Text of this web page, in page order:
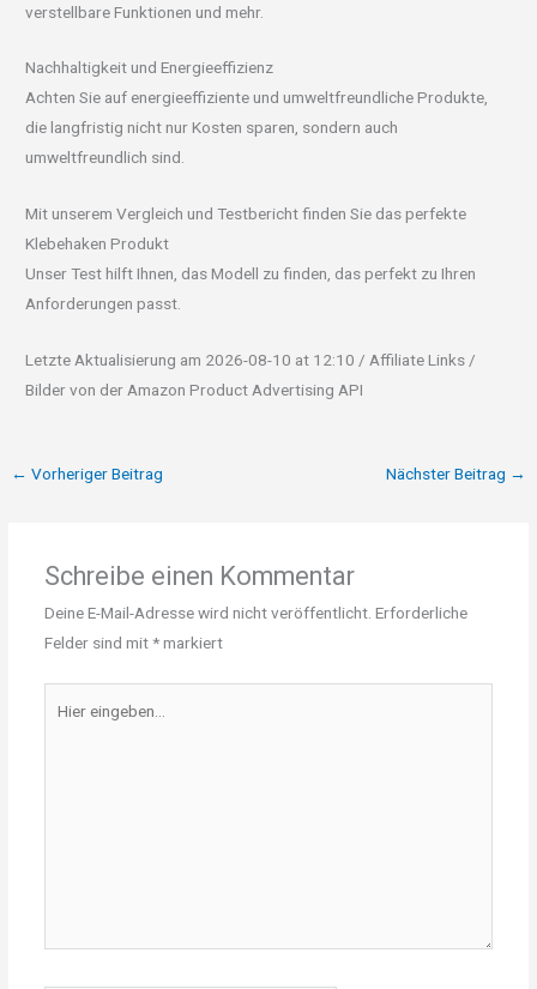
verstellbare Funktionen und mehr.
Nachhaltigkeit und Energieeffizienz
Achten Sie auf energieeffiziente und umweltfreundliche Produkte,
die langfristig nicht nur Kosten sparen, sondern auch
umweltfreundlich sind.
Mit unserem Vergleich und Testbericht finden Sie das perfekte
Klebehaken Produkt
Unser Test hilft Ihnen, das Modell zu finden, das perfekt zu Ihren
Anforderungen passt.
Letzte Aktualisierung am 2026-08-10 at 12:10 / Affiliate Links /
Bilder von der Amazon Product Advertising API
← Vorheriger Beitrag Nächster Beitrag →
Schreibe einen Kommentar
Deine E-Mail-Adresse wird nicht veröffentlicht. Erforderliche
Felder sind mit*markiert
eingeben…